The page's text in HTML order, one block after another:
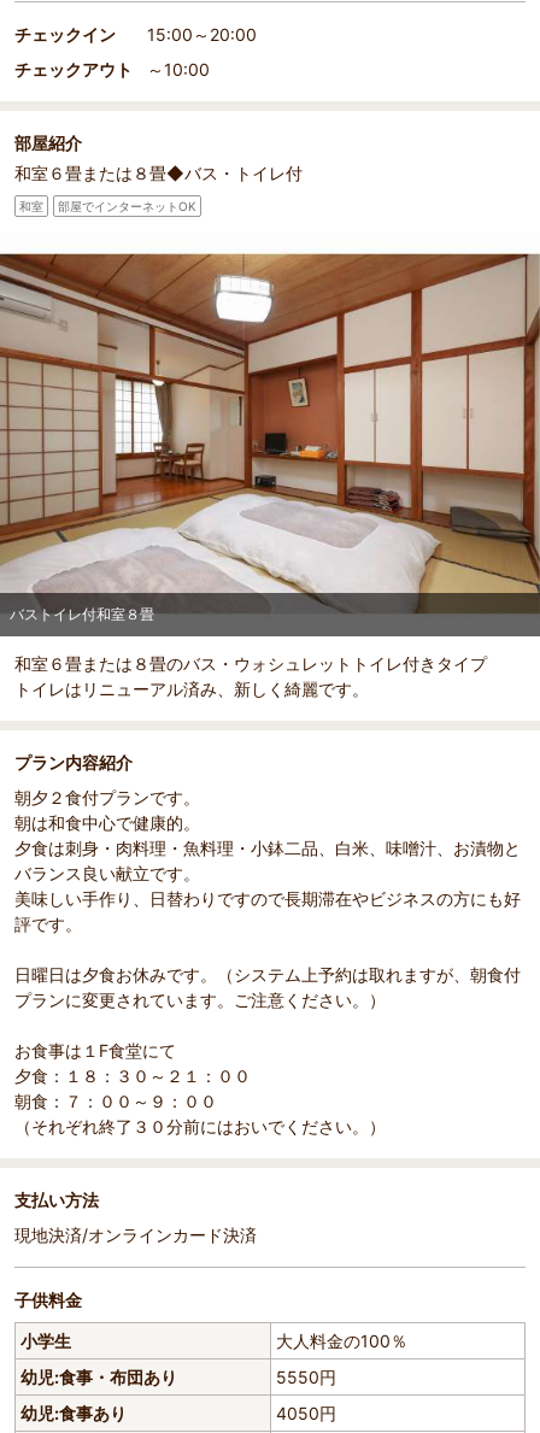
チェックイン
15:00～20:00
チェックアウト
～10:00
部屋紹介
和室６畳または８畳◆バス・トイレ付
和室 部屋でインターネットOK
バストイレ付和室８畳
和室６畳または８畳のバス・ウォシュレットトイレ付きタイプ
トイレはリニューアル済み、新しく綺麗です。
プラン内容紹介
朝夕２食付プランです。
朝は和食中心で健康的。
夕食は刺身・肉料理・魚料理・小鉢二品、白米、味噌汁、お漬物と
バランス良い献立です。
美味しい手作り、日替わりですので長期滞在やビジネスの方にも好
評です。
日曜日は夕食お休みです。（システム上予約は取れますが、朝食付
プランに変更されています。ご注意ください。）
お食事は１F食堂にて
夕食：１８：３０～２１：００
朝食：７：００～９：００
（それぞれ終了３０分前にはおいでください。）
支払い方法
現地決済/オンラインカード決済
子供料金
小学生
大人料金の100％
幼児:食事・布団あり
5550円
幼児:食事あり
4050円
部屋詳細
バストイレ付和室８畳